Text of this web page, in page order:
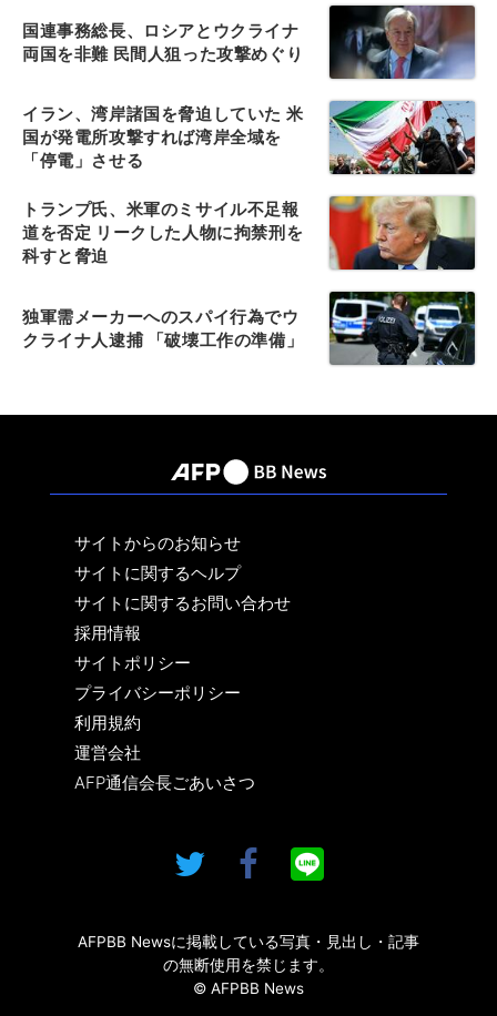
国連事務総長、ロシアとウクライナ
両国を非難 民間人狙った攻撃めぐり
イラン、湾岸諸国を脅迫していた 米
国が発電所攻撃すれば湾岸全域を
「停電」させる
トランプ氏、米軍のミサイル不足報
道を否定 リークした人物に拘禁刑を
科すと脅迫
独軍需メーカーへのスパイ行為でウ
クライナ人逮捕 「破壊工作の準備」
サイトからのお知らせ
サイトに関するヘルプ
サイトに関するお問い合わせ
採用情報
サイトポリシー
プライバシーポリシー
利用規約
運営会社
AFP通信会長ごあいさつ
AFPBB Newsに掲載している写真・見出し・記事
の無断使用を禁じます。
© AFPBB News